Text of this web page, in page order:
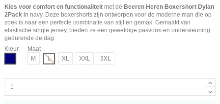
Kies voor comfort en functionaliteit met de Beeren Heren Boxershort Dylan
2Pack in navy. Deze boxershorts zijn ontworpen voor de moderne man die op
zoek is naar een perfecte combinatie van stijl en gemak. Gemaakt van
elastische single jersey, bieden ze een geweldige pasvorm en ondersteuning
gedurende de dag.
Kleur
Maat
M
L XL XXL 3XL